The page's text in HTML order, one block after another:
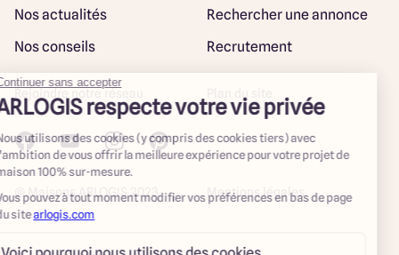
Nos actualités
Rechercher une annonce
Nos conseils
Recrutement
Mentions légales
Rejoindre notre réseau
@ Maisons ARLOGIS 2023